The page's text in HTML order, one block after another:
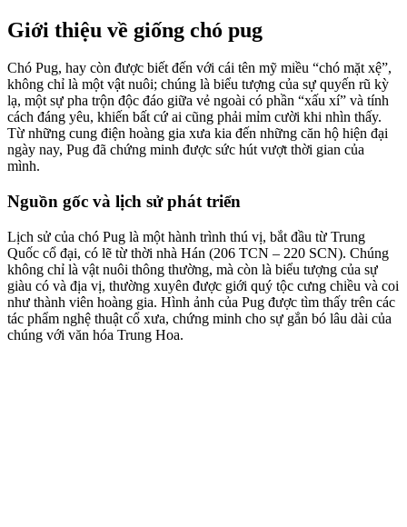
Giới thiệu về giống chó pug
Chó Pug, hay còn được biết đến với cái tên mỹ miều “chó mặt xệ”,
không chỉ là một vật nuôi; chúng là biểu tượng của sự quyến rũ kỳ
lạ, một sự pha trộn độc đáo giữa vẻ ngoài có phần “xấu xí” và tính
cách đáng yêu, khiến bất cứ ai cũng phải mỉm cười khi nhìn thấy.
Từ những cung điện hoàng gia xưa kia đến những căn hộ hiện đại
ngày nay, Pug đã chứng minh được sức hút vượt thời gian của
mình.
Nguồn gốc và lịch sử phát triển
Lịch sử của chó Pug là một hành trình thú vị, bắt đầu từ Trung
Quốc cổ đại, có lẽ từ thời nhà Hán (206 TCN – 220 SCN). Chúng
không chỉ là vật nuôi thông thường, mà còn là biểu tượng của sự
giàu có và địa vị, thường xuyên được giới quý tộc cưng chiều và coi
như thành viên hoàng gia. Hình ảnh của Pug được tìm thấy trên các
tác phẩm nghệ thuật cổ xưa, chứng minh cho sự gắn bó lâu dài của
chúng với văn hóa Trung Hoa.